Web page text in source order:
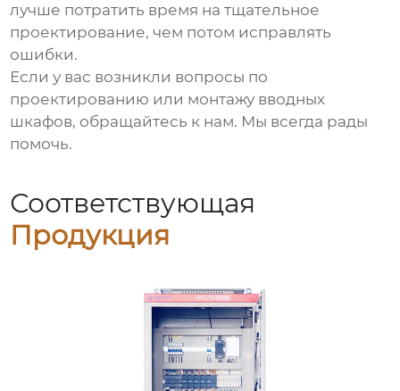
лучше потратить время на тщательное
проектирование, чем потом исправлять
ошибки.
Если у вас возникли вопросы по
проектированию или монтажу вводных
шкафов, обращайтесь к нам. Мы всегда рады
помочь.
Соответствующая
Продукция